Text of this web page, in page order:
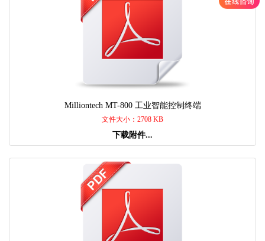
Milliontech MT-800 工业智能控制终端
文件大小：2708 KB
下载附件...